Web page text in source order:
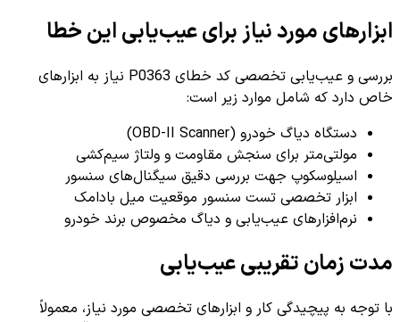
ابزارهای مورد نیاز برای عیب‌یابی این خطا
بررسی و عیب‌یابی تخصصی کد خطای P0363 نیاز به ابزارهای
خاص دارد که شامل موارد زیر است:
دستگاه دیاگ خودرو (OBD-II Scanner)
مولتی‌متر برای سنجش مقاومت و ولتاژ سیم‌کشی
اسیلوسکوپ جهت بررسی دقیق سیگنال‌های سنسور
ابزار تخصصی تست سنسور موقعیت میل بادامک
نرم‌افزارهای عیب‌یابی و دیاگ مخصوص برند خودرو
مدت زمان تقریبی عیب‌یابی
با توجه به پیچیدگی کار و ابزارهای تخصصی مورد نیاز، معمولاً